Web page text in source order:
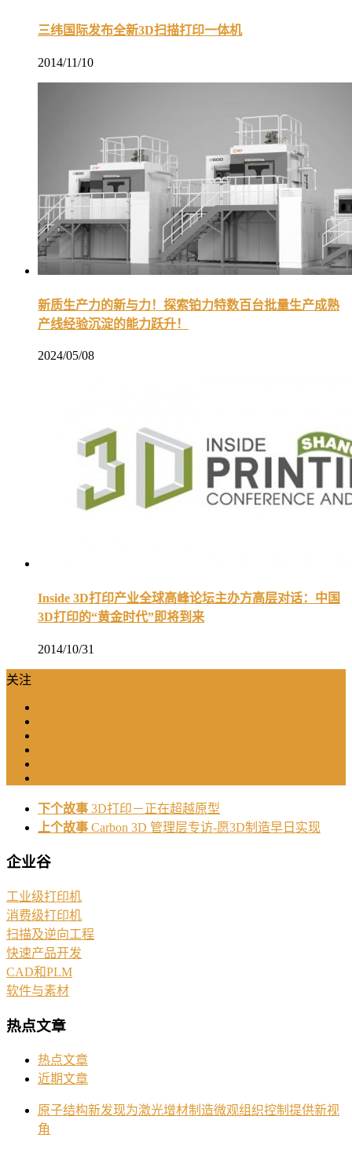
三纬国际发布全新3D扫描打印一体机
2014/11/10
新质生产力的新与力！探索铂力特数百台批量生产成熟
产线经验沉淀的能力跃升！
2024/05/08
Inside 3D打印产业全球高峰论坛主办方高层对话：中国
3D打印的“黄金时代”即将到来
2014/10/31
关注
下个故事 3D打印－正在超越原型
上个故事 Carbon 3D 管理层专访-愿3D制造早日实现
企业谷
工业级打印机
消费级打印机
扫描及逆向工程
快速产品开发
CAD和PLM
软件与素材
热点文章
热点文章
近期文章
原子结构新发现为激光增材制造微观组织控制提供新视
角